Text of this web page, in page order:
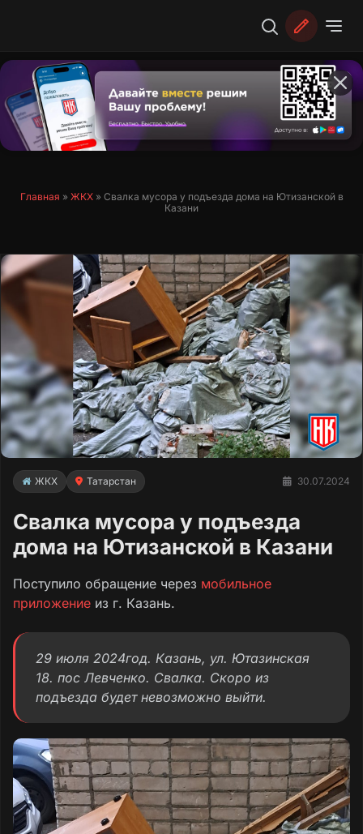
Главная » ЖКХ» Свалка мусора у подъезда дома на Ютизанской в
Казани
ЖКХ Татарстан 30.07.2024
Свалка мусора у подъезда
дома на Ютизанской в Казани
Поступило обращение через мобильное
приложение из г. Казань.
29 июля 2024год. Казань, ул. Ютазинская
18. пос Левченко. Свалка. Скоро из
подъезда будет невозможно выйти.